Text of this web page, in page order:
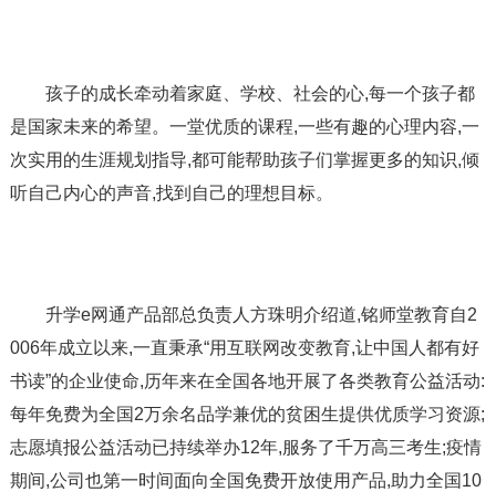
孩子的成长牵动着家庭、学校、社会的心,每一个孩子都
是国家未来的希望。一堂优质的课程,一些有趣的心理内容,一
次实用的生涯规划指导,都可能帮助孩子们掌握更多的知识,倾
听自己内心的声音,找到自己的理想目标。
升学e网通产品部总负责人方珠明介绍道,铭师堂教育自2
006年成立以来,一直秉承“用互联网改变教育,让中国人都有好
书读”的企业使命,历年来在全国各地开展了各类教育公益活动:
每年免费为全国2万余名品学兼优的贫困生提供优质学习资源;
志愿填报公益活动已持续举办12年,服务了千万高三考生;疫情
期间,公司也第一时间面向全国免费开放使用产品,助力全国10